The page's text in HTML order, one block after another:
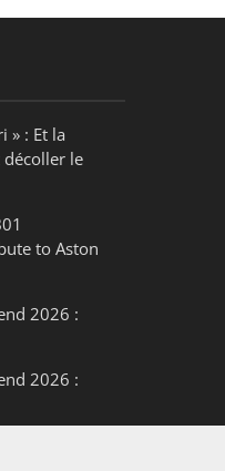
» : Et la
le
to Aston
2026 :
2026 :